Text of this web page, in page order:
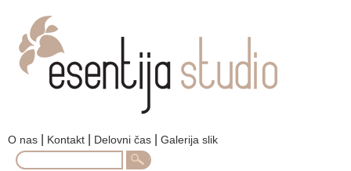
O nas Kontakt Delovni čas Galerija slik
Search